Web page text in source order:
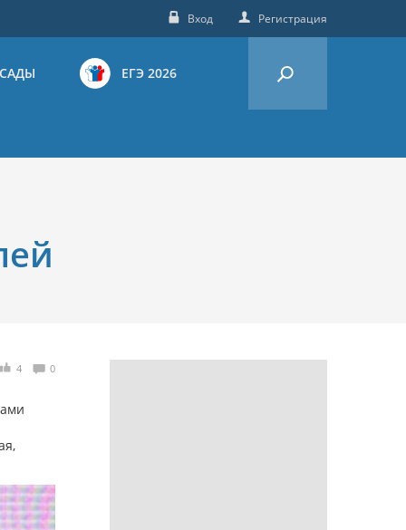
Регистрация
Вход
ЕГЭ 2026
0
4